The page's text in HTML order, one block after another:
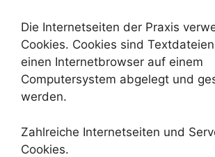
Die Internetseiten der Praxis
Cookies. Cookies sind
einen Internetbrowser auf einem
Computersystem abgelegt und
werden.
Zahlreiche Internetseiten und
Cookies.